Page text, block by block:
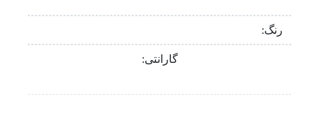
رنگ:
گارانتی: